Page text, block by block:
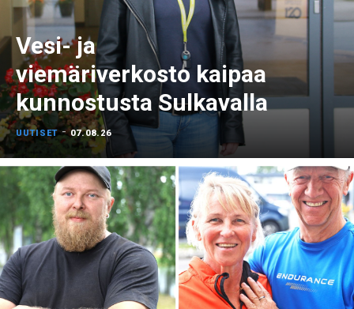
Vesi- ja
viemäriverkosto kaipaa
kunnostusta Sulkavalla
UUTISET - 07.08.26